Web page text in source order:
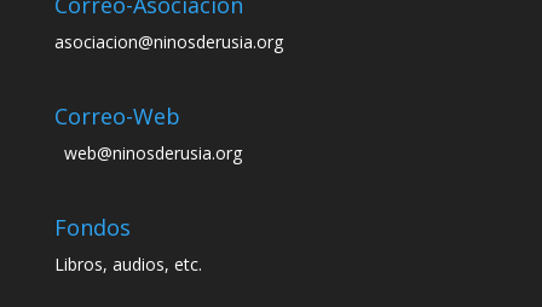
asociacion@ninosderusia.org
Correo-Web
web@ninosderusia.org
Fondos
Libros, audios, etc.